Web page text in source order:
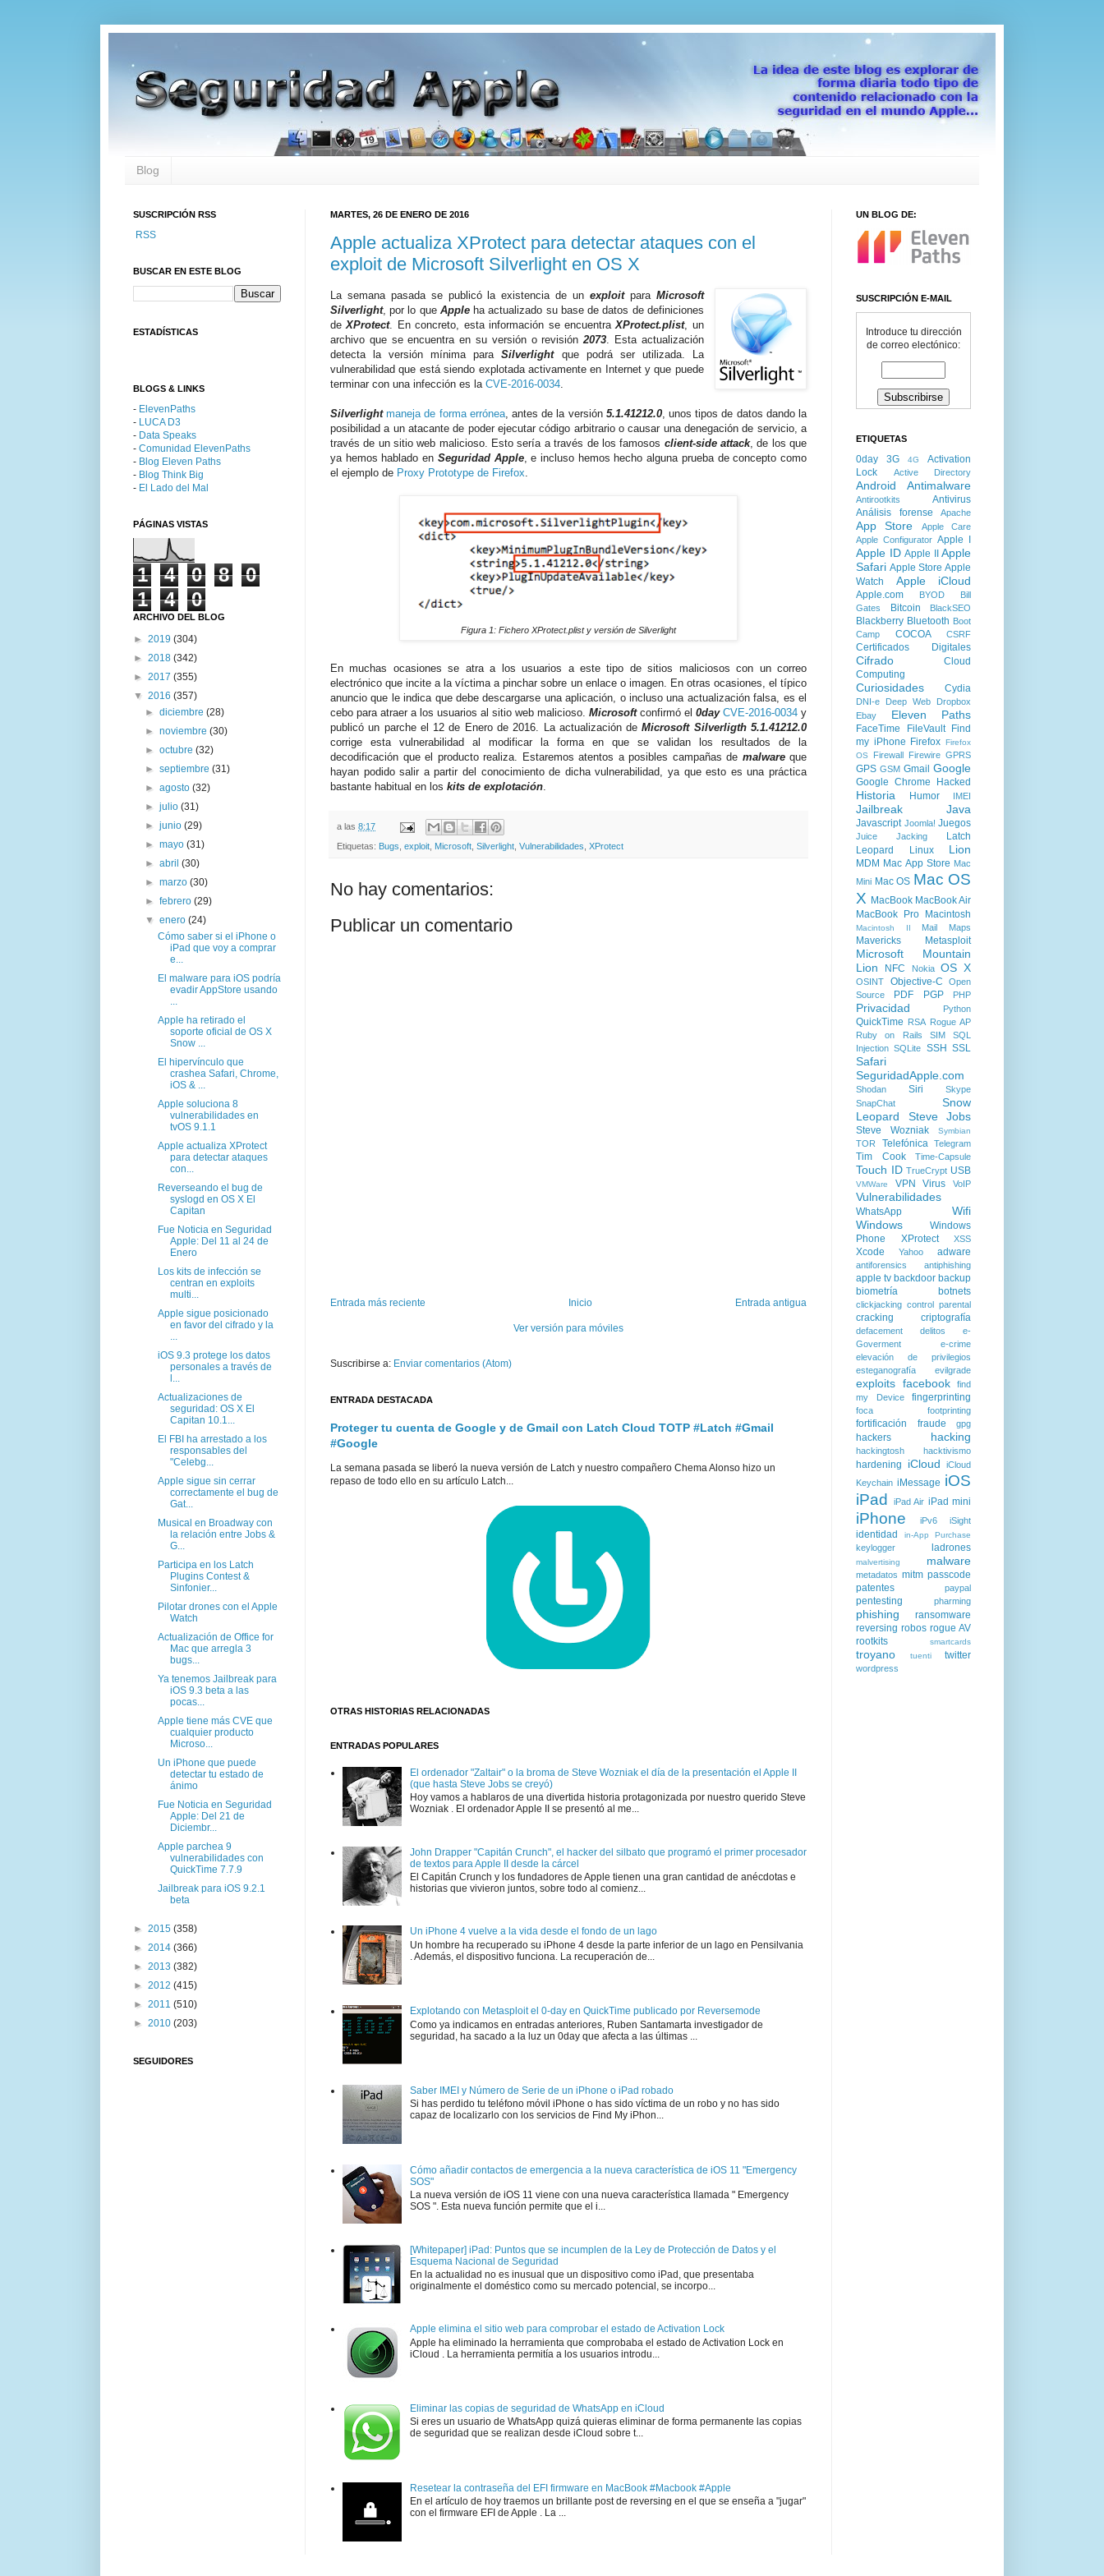
Blog
MARTES, 26 DE ENERO DE 2016
Apple actualiza XProtect para detectar ataques con el
exploit de Microsoft Silverlight en OS X
La semana pasada se publicó la existencia de unexploit para Microsoft
Silverlight, por lo que Apple ha actualizado su base de datos de definiciones
deXProtect. En concreto, esta información se encuentraXProtect.plist, un
archivo que se encuentra en su versión o revisión2073. Esta actualización
detecta la versión mínima paraSilverlight
que podrá ser utilizada. La
vulnerabilidad que está siendo explotada activamente en Internet y que puede
terminar con una infección es la CVE-2016-0034.
Silverlight maneja de forma errónea, antes de la versión 5.1.41212.0, unos tipos de datos dando la
posibilidad a un atacante de poder ejecutar código arbitrario o causar una denegación de servicio, a
través de un sitio web malicioso. Esto sería a través de los famosos client-side attack, de los que
ya hemos hablado en Seguridad Apple, e incluso hemos hecho alguna prueba de concepto como
el ejemplo de Proxy Prototype de Firefox.
Figura 1: Fichero XProtect.plist y versión de Silverlight
En muchas ocasiones se atra a los usuarios a este tipo de sitios maliciosos con un correo
electrónico que incite a la víctima a pinchar sobre un enlace o imagen. En otras ocasiones, el típico
anuncio que le indica que debe descargarse una aplicación, o incluso una actualización falsa, es el
cebo para atraer a los usuarios al sitio web malicioso. Microsoft confirmó el 0day CVE-2016-0034 y
publicó un parche el 12 de Enero de 2016. La actualización deMicrosoft Silverligth 5.1.41212.0
corrige esta vulnerabilidad al modificar la forma en que se validan los resultados de la
decodificación que el producto realiza. Estaremos atentos a posibles campañas de malwareque
hayan podido salir a partir del conocimiento de dicha vulnerabilidad, ya que esto es una práctica
bastante habitual en los kits de explotación.
a las 8:17
Etiquetas: Bugs, exploit, Microsoft, Silverlight, Vulnerabilidades, XProtect
No hay comentarios:
Publicar un comentario
Entrada más reciente Entrada antigua
Inicio
Ver versión para móviles
Suscribirse a: Enviar comentarios (Atom)
ENTRADA DESTACADA
Proteger tu cuenta de Google y de Gmail con Latch Cloud TOTP #Latch #Gmail
#Google
La semana pasada se liberó la nueva versión de Latch y nuestro compañero Chema Alonso hizo un
repaso de todo ello en su artículo Latch...
OTRAS HISTORIAS RELACIONADAS
ENTRADAS POPULARES
El ordenador "Zaltair" o la broma de Steve Wozniak el día de la presentación el Apple II
(que hasta Steve Jobs se creyó)
Hoy vamos a hablaros de una divertida historia protagonizada por nuestro querido Steve
Wozniak . El ordenador Apple II se presentó al me...
John Drapper "Capitán Crunch", el hacker del silbato que programó el primer procesador
de textos para Apple II desde la cárcel
El Capitán Crunch y los fundadores de Apple tienen una gran cantidad de anécdotas e
historias que vivieron juntos, sobre todo al comienz...
Un iPhone 4 vuelve a la vida desde el fondo de un lago
Un hombre ha recuperado su iPhone 4 desde la parte inferior de un lago en Pensilvania
. Además, el dispositivo funciona. La recuperación de...
Explotando con Metasploit el 0-day en QuickTime publicado por Reversemode
Como ya indicamos en entradas anteriores, Ruben Santamarta investigador de
seguridad, ha sacado a la luz un 0day que afecta a las últimas ...
Saber IMEI y Número de Serie de un iPhone o iPad robado
Si has perdido tu teléfono móvil iPhone o has sido víctima de un robo y no has sido
capaz de localizarlo con los servicios de Find My iPhon...
Cómo añadir contactos de emergencia a la nueva característica de iOS 11 "Emergency
SOS"
La nueva versión de iOS 11 viene con una nueva característica llamada " Emergency
SOS ". Esta nueva función permite que el i...
[Whitepaper] iPad: Puntos que se incumplen de la Ley de Protección de Datos y el
Esquema Nacional de Seguridad
En la actualidad no es inusual que un dispositivo como iPad, que presentaba
originalmente el doméstico como su mercado potencial, se incorpo...
Apple elimina el sitio web para comprobar el estado de Activation Lock
Apple ha eliminado la herramienta que comprobaba el estado de Activation Lock en
iCloud . La herramienta permitía a los usuarios introdu...
Eliminar las copias de seguridad de WhatsApp en iCloud
Si eres un usuario de WhatsApp quizá quieras eliminar de forma permanente las copias
de seguridad que se realizan desde iCloud sobre t...
Resetear la contraseña del EFI firmware en MacBook #Macbook #Apple
En el artículo de hoy traemos un brillante post de reversing en el que se enseña a "jugar"
con el firmware EFI de Apple . La ...
SUSCRIPCIÓN RSS
RSS
BUSCAR EN ESTE BLOG
ESTADÍSTICAS
BLOGS & LINKS
- ElevenPaths
- LUCA D3
- Data Speaks
- Comunidad ElevenPaths
- Blog Eleven Paths
- Blog Think Big
- El Lado del Mal
PÁGINAS VISTAS
1 4 0 8
0
1
4 0
ARCHIVO DEL BLOG
► 2019 (304)
► 2018 (342)
► 2017 (355)
▼ 2016 (357)
►diciembre(28)
►noviembre(30)
►octubre(32)
►septiembre(31)
►agosto(32)
►julio(31)
►junio(29)
►mayo(31)
►abril(30)
►marzo(30)
►febrero(29)
▼enero(24)
Cómo saber si el iPhone o
iPad que voy a comprar
e...
El malware para iOS podría
evadir AppStore usando
Apple ha retirado el
soporte oficial de OS X
Snow ...
El hipervínculo que
crashea Safari, Chrome,
iOS & ...
Apple soluciona 8
vulnerabilidades en
tvOS 9.1.1
Apple actualiza XProtect
para detectar ataques
con...
Reverseando el bug de
syslogd en OS X El
Capitan
Fue Noticia en Seguridad
Apple: Del 11 al 24 de
Enero
Los kits de infección se
centran en exploits
multi...
Apple sigue posicionado
en favor del cifrado y la
iOS 9.3 protege los datos
personales a través de
l...
Actualizaciones de
seguridad: OS X El
Capitan 10.1...
El FBI ha arrestado a los
responsables del
"Celebg...
Apple sigue sin cerrar
correctamente el bug de
Gat...
Musical en Broadway con
la relación entre Jobs &
G...
Participa en los Latch
Plugins Contest &
Sinfonier...
Pilotar drones con el Apple
Watch
Actualización de Office for
Mac que arregla 3
bugs...
Ya tenemos Jailbreak para
iOS 9.3 beta a las
pocas...
Apple tiene más CVE que
cualquier producto
Microso...
Un iPhone que puede
detectar tu estado de
ánimo
Fue Noticia en Seguridad
Apple: Del 21 de
Diciembr...
Apple parchea 9
vulnerabilidades con
QuickTime 7.7.9
Jailbreak para iOS 9.2.1
beta
► 2015 (358)
► 2014 (366)
► 2013 (382)
► 2012 (415)
► 2011 (510)
► 2010 (203)
SEGUIDORES
UN BLOG DE:
SUSCRIPCIÓN E-MAIL
Introduce tu dirección
de correo electónico:
ETIQUETAS
0day 3G 4G
Activation
Lock
Active Directory
Android Antimalware
Antirootkits
Antivirus
Análisis forense
Apache
App Store
Apple Care
Apple Configurator Apple I
Apple ID Apple II
Apple
Safari Apple Store Apple
Watch
Apple iCloud
Apple.com BYOD
Bill
Gates
Bitcoin BlackSEO
Blackberry Bluetooth Boot
Camp
COCOA CSRF
Certificados Digitales
Cifrado
Cloud
Computing
Curiosidades Cydia
DNI-e Deep Web
Dropbox
Ebay
Eleven Paths
FaceTime FileVault
Find
my iPhone Firefox Firefox
OS
Firewall Firewire GPRS
GPS GSM Gmail Google
Google Chrome Hacked
Historia Humor IMEI
Jailbreak Java
Javascript Joomla! Juegos
Juice Jacking
Latch
Leopard
Linux Lion
MDM Mac App Store Mac
Mini Mac OS Mac OS
X MacBook MacBook Air
MacBook Pro
Macintosh
Macintosh II Mail Maps
Mavericks Metasploit
Microsoft
Mountain
Lion
NFC Nokia OS X
OSINT Objective-C
Open
Source
PDF PGP PHP
Privacidad Python
QuickTime RSA Rogue AP
Ruby on Rails
SIM
SQL
Injection SQLite SSH SSL
Safari
SeguridadApple.com
Shodan Siri
Skype
SnapChat
Snow
Leopard
Steve Jobs
Steve Wozniak Symbian
TOR Telefónica Telegram
Tim Cook Time-Capsule
Touch ID TrueCrypt USB
VMWare VPN Virus VoIP
Vulnerabilidades
WhatsApp
Wifi
Windows
Windows
Phone
XProtect XSS
Xcode Yahoo adware
antiforensics antiphishing
apple tv backdoor backup
biometría
botnets
clickjacking control parental
cracking criptografía
defacement delitos
e-
Goverment
e-crime
elevación de privilegios
esteganografía
evilgrade
exploits facebook
find
my Device
fingerprinting
foca footprinting
fortificación fraude gpg
hackers hacking
hackingtosh hacktivismo
hardening iCloud
iCloud
Keychain iMessage iOS
iPad
iPad Air iPad mini
iPhone iPv6 iSight
identidad in-App Purchase
keylogger ladrones
malvertising malware
metadatos mitm passcode
patentes
paypal
pentesting pharming
phishing
ransomware
reversing robos rogue AV
rootkits
smartcards
troyano tuenti twitter
wordpress